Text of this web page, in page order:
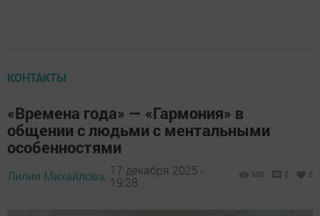
КОНТАКТЫ
«Времена года» — «Гармония» в
общении с людьми с ментальными
особенностями
Лилия Михайлова, 17 декабря 2025 -
19:28
330 0 0